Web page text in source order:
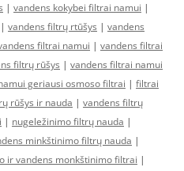
| vandens kokybei filtrai namui |
| vandens filtrų rtūšys | vandens
filtrai namui | vandens filtrai
filtrų rūšys | vandens filtrai namui
geriausi osmoso filtrai | filtrai
rūšys ir nauda | vandens filtrų
| nugeležinimo filtrų nauda |
minkštinimo filtrų nauda |
ir vandens monkštinimo filtrai |